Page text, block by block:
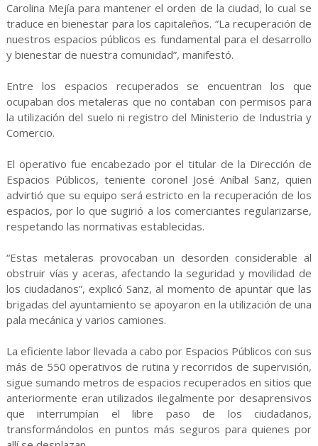
Carolina Mejía para mantener el orden de la ciudad, lo cual se
traduce en bienestar para los capitaleños. “La recuperación de
nuestros espacios públicos es fundamental para el desarrollo
y bienestar de nuestra comunidad”, manifestó.
Entre los espacios recuperados se encuentran los que
ocupaban dos metaleras que no contaban con permisos para
la utilización del suelo ni registro del Ministerio de Industria y
Comercio.
El operativo fue encabezado por el titular de la Dirección de
Espacios Públicos, teniente coronel José Aníbal Sanz, quien
advirtió que su equipo será estricto en la recuperación de los
espacios, por lo que sugirió a los comerciantes regularizarse,
respetando las normativas establecidas.
“Estas metaleras provocaban un desorden considerable al
obstruir vías y aceras, afectando la seguridad y movilidad de
los ciudadanos”, explicó Sanz, al momento de apuntar que las
brigadas del ayuntamiento se apoyaron en la utilización de una
pala mecánica y varios camiones.
La eficiente labor llevada a cabo por Espacios Públicos con sus
más de 550 operativos de rutina y recorridos de supervisión,
sigue sumando metros de espacios recuperados en sitios que
anteriormente eran utilizados ilegalmente por desaprensivos
que interrumpían el libre paso de los ciudadanos,
transformándolos en puntos más seguros para quienes por